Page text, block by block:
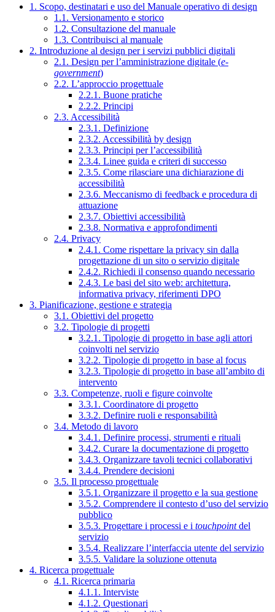
1. Scopo, destinatari e uso del Manuale operativo di design
1.1. Versionamento e storico
1.2. Consultazione del manuale
1.3. Contribuisci al manuale
2. Introduzione al design per i servizi pubblici digitali
2.1. Design per l’amministrazione digitale (e-
government)
2.2. L’approccio progettuale
2.2.1. Buone pratiche
2.2.2. Principi
2.3. Accessibilità
2.3.1. Definizione
2.3.2. Accessibilità by design
2.3.3. Principi per l’accessibilità
2.3.4. Linee guida e criteri di successo
2.3.5. Come rilasciare una dichiarazione di
accessibilità
2.3.6. Meccanismo di feedback e procedura di
attuazione
2.3.7. Obiettivi accessibilità
2.3.8. Normativa e approfondimenti
2.4. Privacy
2.4.1. Come rispettare la privacy sin dalla
progettazione di un sito o servizio digitale
2.4.2. Richiedi il consenso quando necessario
2.4.3. Le basi del sito web: architettura,
informativa privacy, riferimenti DPO
3. Pianificazione, gestione e strategia
3.1. Obiettivi del progetto
3.2. Tipologie di progetti
3.2.1. Tipologie di progetto in base agli attori
coinvolti nel servizio
3.2.2. Tipologie di progetto in base al focus
3.2.3. Tipologie di progetto in base all’ambito di
intervento
3.3. Competenze, ruoli e figure coinvolte
3.3.1. Coordinatore di progetto
3.3.2. Definire ruoli e responsabilità
3.4. Metodo di lavoro
3.4.1. Definire processi, strumenti e rituali
3.4.2. Curare la documentazione di progetto
3.4.3. Organizzare tavoli tecnici collaborativi
3.4.4. Prendere decisioni
3.5. Il processo progettuale
3.5.1. Organizzare il progetto e la sua gestione
3.5.2. Comprendere il contesto d’uso del servizio
pubblico
3.5.3. Progettare i processi e i touchpointdel
servizio
3.5.4. Realizzare l’interfaccia utente del servizio
3.5.5. Validare la soluzione ottenuta
4. Ricerca progettuale
4.1. Ricerca primaria
4.1.1. Interviste
4.1.2. Questionari